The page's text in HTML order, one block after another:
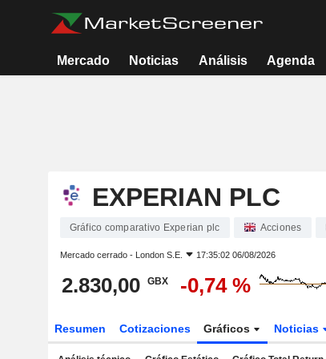
Mercado Noticias Análisis Agenda
EXPERIAN PLC
Gráfico comparativo Experian plc Acciones
Mercado cerrado - London S.E. 17:35:02 06/08/2026
2.830,00 GBX -0,74 %
Resumen Cotizaciones Gráficos Noticias